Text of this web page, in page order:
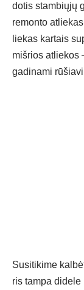
do­tis stam­bių­jų
re­mon­to
lie­kas kar­tais
miš­rios at­lie­kos
ga­di­na­mi
Su­si­ti­ki­me
ris tam­pa